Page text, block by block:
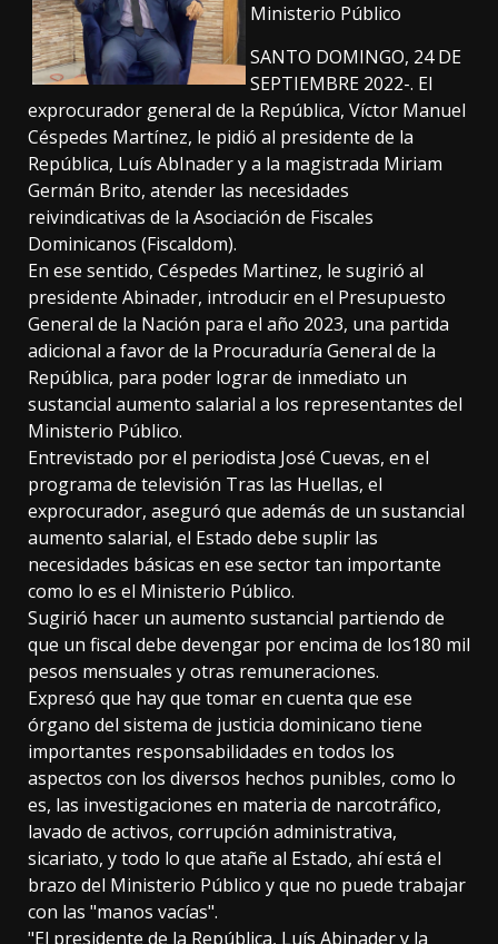
Ministerio Público
SANTO DOMINGO, 24 DE
SEPTIEMBRE 2022-. El
exprocurador general de la República, Víctor Manuel
Céspedes Martínez, le pidió al presidente de la
República, Luís AbInader y a la magistrada Miriam
Germán Brito, atender las necesidades
reivindicativas de la Asociación de Fiscales
Dominicanos (Fiscaldom).
En ese sentido, Céspedes Martinez, le sugirió al
presidente Abinader, introducir en el Presupuesto
General de la Nación para el año 2023, una partida
adicional a favor de la Procuraduría General de la
República, para poder lograr de inmediato un
sustancial aumento salarial a los representantes del
Ministerio Público.
Entrevistado por el periodista José Cuevas, en el
programa de televisión Tras las Huellas, el
exprocurador, aseguró que además de un sustancial
aumento salarial, el Estado debe suplir las
necesidades básicas en ese sector tan importante
como lo es el Ministerio Público.
Sugirió hacer un aumento sustancial partiendo de
que un fiscal debe devengar por encima de los180 mil
pesos mensuales y otras remuneraciones.
Expresó que hay que tomar en cuenta que ese
órgano del sistema de justicia dominicano tiene
importantes responsabilidades en todos los
aspectos con los diversos hechos punibles, como lo
es, las investigaciones en materia de narcotráfico,
lavado de activos, corrupción administrativa,
sicariato, y todo lo que atañe al Estado, ahí está el
brazo del Ministerio Público y que no puede trabajar
con las "manos vacías".
"El presidente de la República, Luís Abinader y la